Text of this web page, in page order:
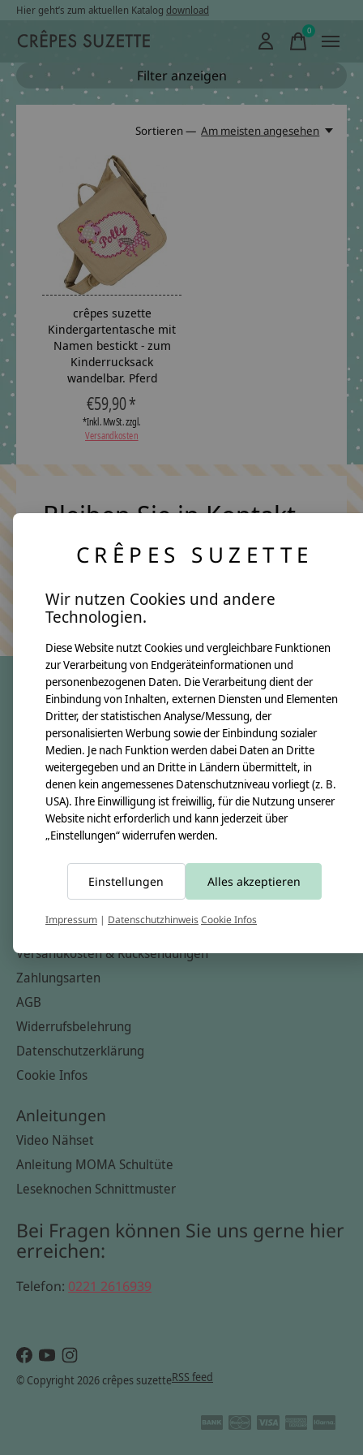
Hier geht’s zum aktuellen Katalog download
0items
Filter anzeigen
Sortieren — Am meisten angesehen
crêpes suzette
Kindergartentasche mit
Namen bestickt - zum
Kinderrucksack
wandelbar. Pferd
€59,90 *
*Inkl. MwSt. zzgl.
Versandkosten
Bleiben Sie in Kontakt
Keine Sorge, wir übertreiben es nicht
crêpes suzette
Über uns
Unsere Creppies
Nähkästchen
Unsere Stoffe
Impressum
Informationen
Kontakt
Versandkosten & Rücksendungen
Zahlungsarten
AGB
Widerrufsbelehrung
Datenschutzerklärung
Cookie Infos
Anleitungen
Video Nähset
Anleitung MOMA Schultüte
Leseknochen Schnittmuster
Bei Fragen können Sie uns gerne hier
erreichen:
Telefon: 0221 2616939
© Copyright 2026 crêpes suzetteRSS feed
CRÊPES SUZETTE
Wir nutzen Cookies und andere
Technologien.
Diese Website nutzt Cookies und vergleichbare Funktionen
zur Verarbeitung von Endgeräteinformationen und
personenbezogenen Daten. Die Verarbeitung dient der
Einbindung von Inhalten, externen Diensten und Elementen
Dritter, der statistischen Analyse/Messung, der
personalisierten Werbung sowie der Einbindung sozialer
Medien. Je nach Funktion werden dabei Daten an Dritte
weitergegeben und an Dritte in Ländern übermittelt, in
denen kein angemessenes Datenschutzniveau vorliegt (z. B.
USA). Ihre Einwilligung ist freiwillig, für die Nutzung unserer
Website nicht erforderlich und kann jederzeit über
„Einstellungen“ widerrufen werden.
Einstellungen Alles akzeptieren
Impressum | DatenschutzhinweisCookie Infos